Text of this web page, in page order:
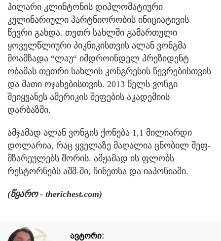
ჰილარი კლინტონის დიპლომატიური
კულინარიული პარტნიორობის ინიციატივის
წევრი გახდა. თეთრ სახლში გამართული
ყოველწლიური პიკნიკისთვის ალან ვონგმა
მოამზადა “ლაუ“ იმდროინდელ პრეზიდენტ
ობამას თეთრი სახლის კონგრესის წევრებისთვის
და მათი ოჯახებისთვის. 2013 წელს ვონგი
შეიყვანეს ამერიკის შეფების აკადემიის
დარბაზში.
ამჯამად ალან ვონგის ქონება 1,1 მილიარდი
დოლარია, რაც ყველაზე მაღალია ცნობილ შეფ-
მზარეულებს შორის. ამჟამად ის ფლობს
რესტორნებს აშშ-ში, ჩინეთსა და იაპონიაში.
(წყარო - therichest.com)
ავტორი: